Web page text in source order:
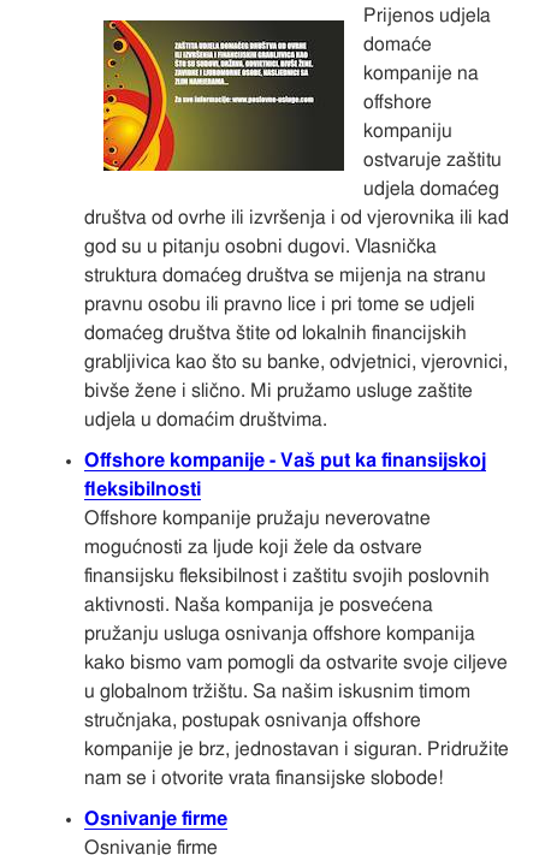
Prijenos udjela
domaće
kompanije na
offshore
kompaniju
ostvaruje zaštitu
udjela domaćeg
društva od ovrhe ili izvršenja i od vjerovnika ili kad
god su u pitanju osobni dugovi. Vlasnička
struktura domaćeg društva se mijenja na stranu
pravnu osobu ili pravno lice i pri tome se udjeli
domaćeg društva štite od lokalnih financijskih
grabljivica kao što su banke, odvjetnici, vjerovnici,
bivše žene i slično. Mi pružamo usluge zaštite
udjela u domaćim društvima.
Offshore kompanije - Vaš put ka finansijskoj
fleksibilnosti
Offshore kompanije pružaju neverovatne
mogućnosti za ljude koji žele da ostvare
finansijsku fleksibilnost i zaštitu svojih poslovnih
aktivnosti. Naša kompanija je posvećena
pružanju usluga osnivanja offshore kompanija
kako bismo vam pomogli da ostvarite svoje ciljeve
u globalnom tržištu. Sa našim iskusnim timom
stručnjaka, postupak osnivanja offshore
kompanije je brz, jednostavan i siguran. Pridružite
nam se i otvorite vrata finansijske slobode!
Osnivanje firme
Osnivanje firme